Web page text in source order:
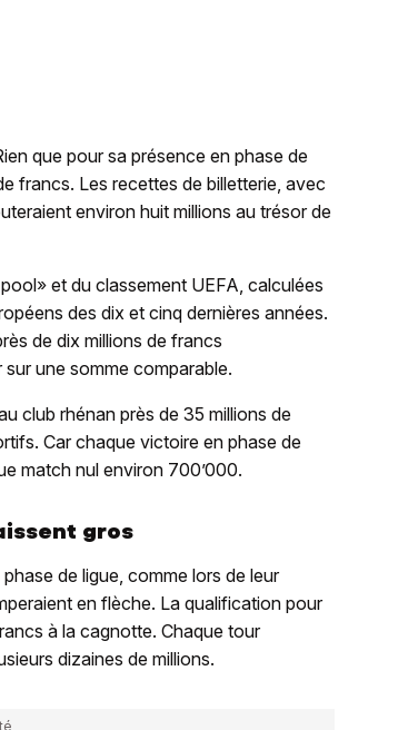
que pour sa présence en phase de
francs. Les recettes de billetterie, avec
environ huit millions au trésor de
et du classement UEFA, calculées
des dix et cinq dernières années.
de dix millions de francs
une somme comparable.
club rhénan près de 35 millions de
Car chaque victoire en phase de
match nul environ 700’000.
gros
de ligue, comme lors de leur
en flèche. La qualification pour
à la cagnotte. Chaque tour
dizaines de millions.